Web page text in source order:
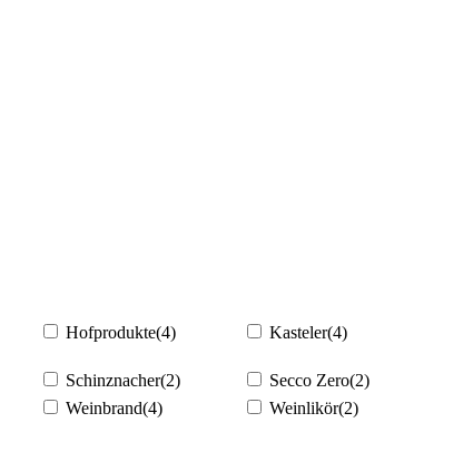
Hofprodukte(4) Kasteler(4)
Schinznacher(2) Secco Zero(2)
Weinbrand(4) Weinlikör(2)